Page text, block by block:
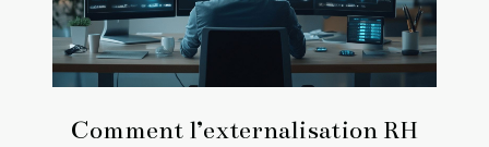
Comment l’externalisation RH